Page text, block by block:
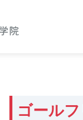
ゴール